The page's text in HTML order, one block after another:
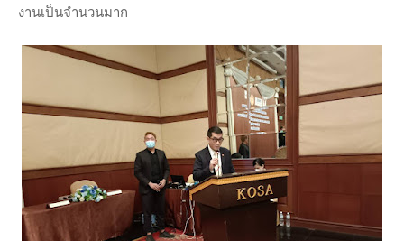
งานเป็นจำนวนมาก